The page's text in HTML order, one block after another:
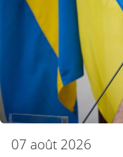
07 août 2026